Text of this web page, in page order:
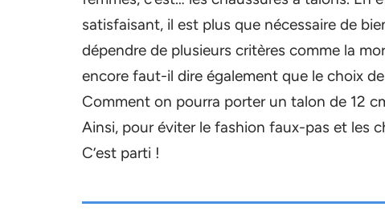
satisfaisant, il est plus que nécessaire de
dépendre de plusieurs critères comme la
encore faut-il dire également que le choix
Comment on pourra porter un talon de 12
Ainsi, pour éviter le fashion faux-pas et les
C’est parti !